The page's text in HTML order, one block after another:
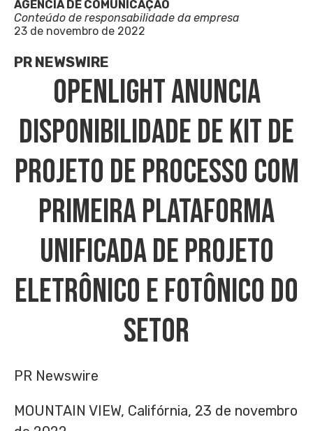
AGÊNCIA DE COMUNICAÇÃO
Conteúdo de responsabilidade da empresa
23 de novembro de 2022
PR NEWSWIRE
OpenLight Anuncia
Disponibilidade De Kit De
Projeto De Processo Com
Primeira Plataforma
Unificada De Projeto
Eletrônico E Fotônico Do
Setor
PR Newswire
MOUNTAIN VIEW, Califórnia, 23 de novembro